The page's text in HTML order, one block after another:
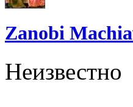
Zanobi
Неизвестно